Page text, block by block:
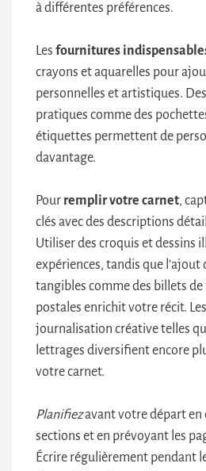
à différentes préférences.
Les fournitures
crayons et aquarelles pour
personnelles et artistiques.
pratiques comme des
étiquettes permettent de
davantage.
Pour remplir votre carnet,
clés avec des descriptions
Utiliser des croquis et dessins
expériences, tandis que l’ajout
tangibles comme des billets
postales enrichit votre récit.
journalisation créative telles
lettrages diversifient encore
votre carnet.
Planifiezavant votre départ en
sections et en prévoyant les
Écrire régulièrement pendant